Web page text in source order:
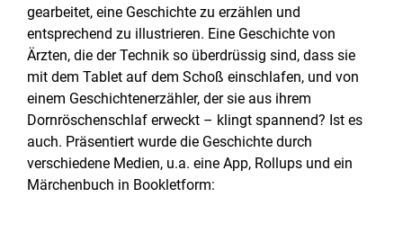
gearbeitet, eine Geschichte zu erzählen und
entsprechend zu illustrieren. Eine Geschichte von
Ärzten, die der Technik so überdrüssig sind, dass sie
mit dem Tablet auf dem Schoß einschlafen, und von
einem Geschichtenerzähler, der sie aus ihrem
Dornröschenschlaf erweckt – klingt spannend? Ist es
auch. Präsentiert wurde die Geschichte durch
verschiedene Medien, u.a. eine App, Rollups und ein
Märchenbuch in Bookletform: